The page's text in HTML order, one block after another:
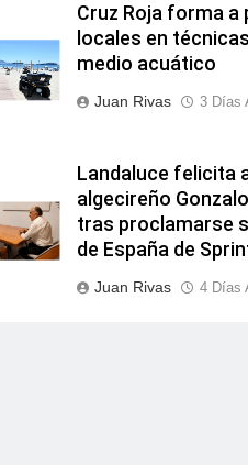
Cruz Roja forma a
locales en técnicas
medio acuático
Juan Rivas 3 Días
Landaluce felicita
algecireño
tras proclamarse
de España de
Juan Rivas 4 Días